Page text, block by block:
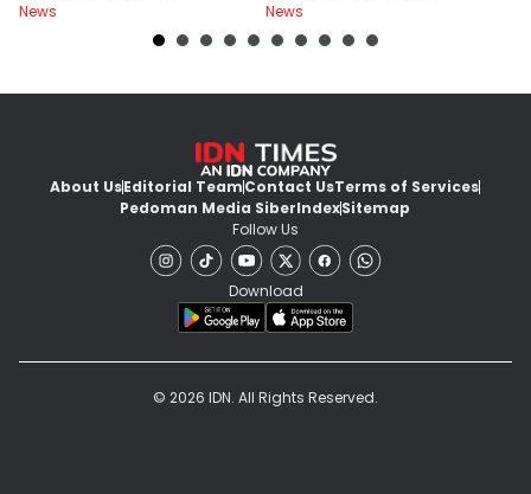
News
News
About UsEditorial TeamContact UsTerms of Services
Pedoman Media SiberIndexSitemap
Follow Us
Download
© 2026 IDN. All Rights Reserved.